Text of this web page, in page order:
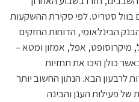
סטריט. לפי סקירת ההשקעות
מ-3 במאי 201126 של הבנק הבינלאומי, הדוחות החזקים
מיקרוסופט, אפל, אמזון ומטא –
כולן היכו את תחזיות
לרבעון הבא. הנתון החשוב יותר
פעילות הענן והבינה